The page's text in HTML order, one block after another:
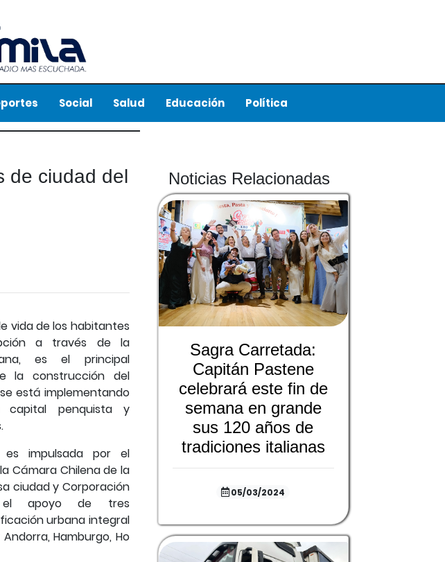
Social Salud Educación Política
de ciudad del
vida de los habitantes
a través de la
es el principal
la construcción del
está implementando
penquista y
es impulsada por el
Cámara Chilena de la
ciudad y Corporación
el apoyo de tres
urbana integral
Hamburgo, Ho
Noticias Relacionadas
Sagra Carretada:
Capitán Pastene
celebrará este fin de
semana en grande
sus 120 años de
tradiciones italianas
05/03/2024